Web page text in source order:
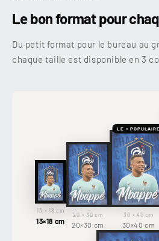
Le bon format pour
Du petit format pour le bureau au
chaque taille est disponible en 3
13 × 18 cm
13×18 cm
20 × 30 cm
20×30 cm
LE + POPULAIRE
30 × 40 cm
30×40 cm